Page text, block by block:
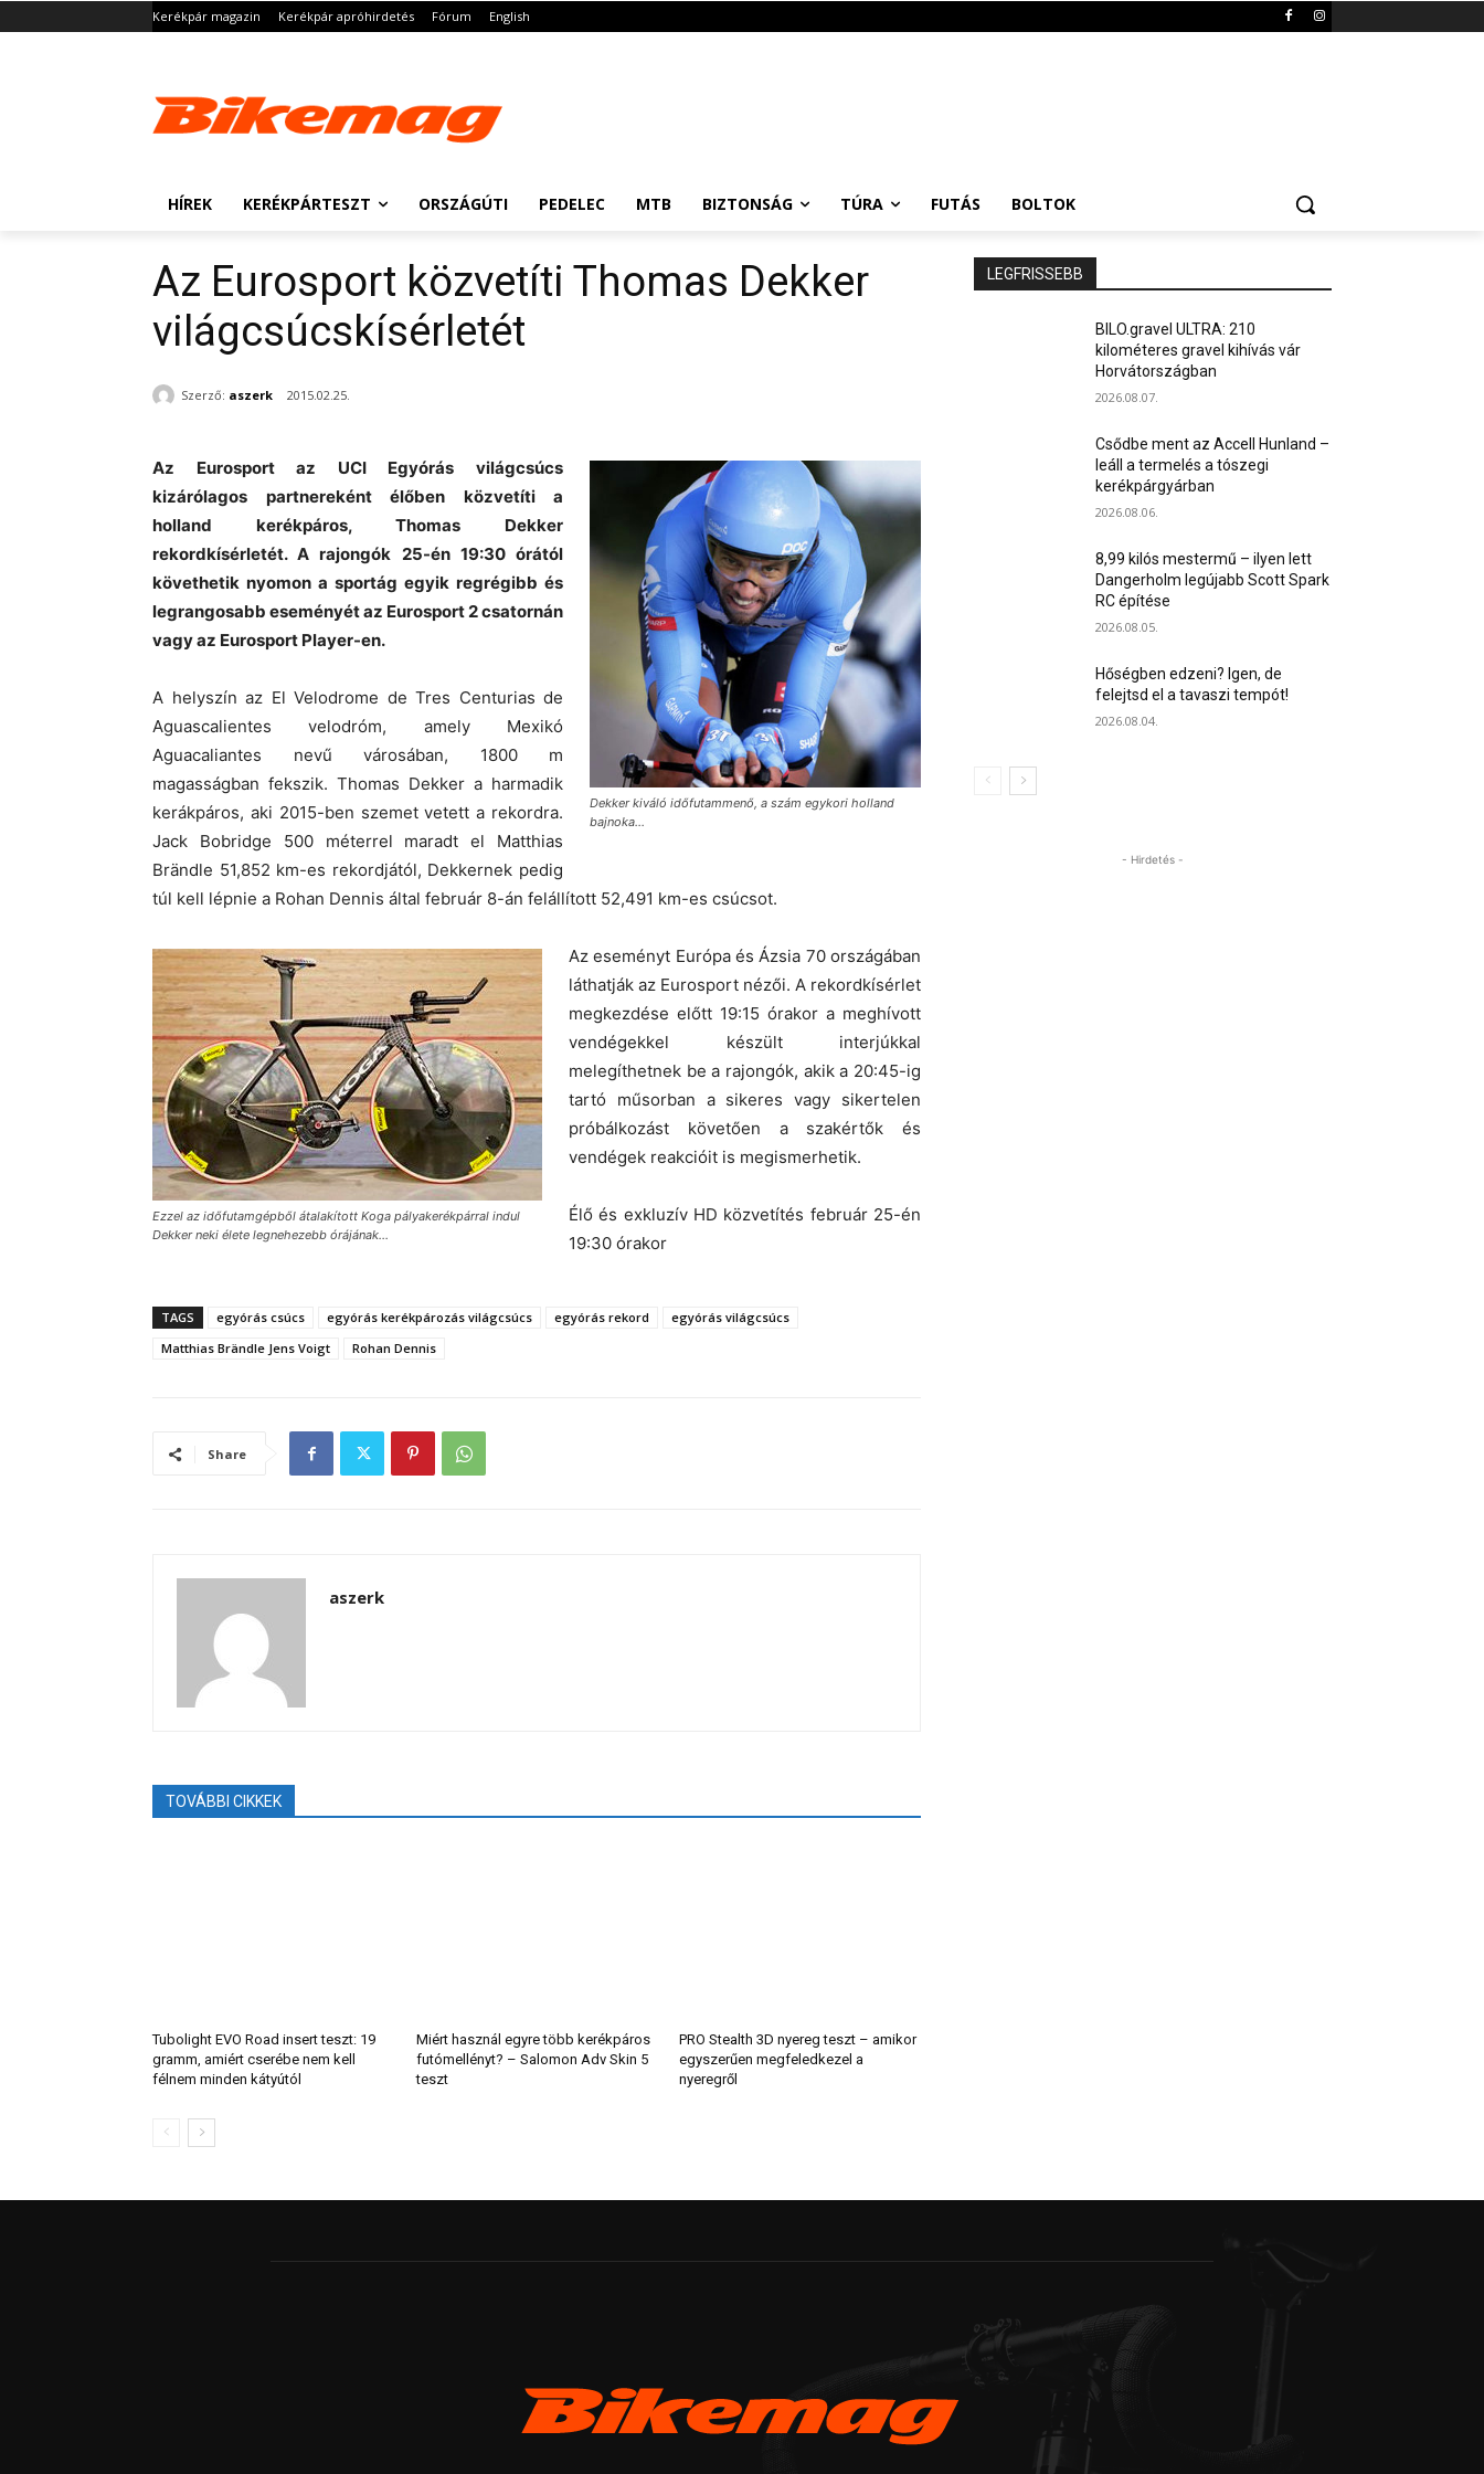
Kerékpár magazin Kerékpár apróhirdetés Fórum English
HÍREK KERÉKPÁRTESZT ORSZÁGÚTI PEDELEC MTB BIZTONSÁG TÚRA FUTÁS BOLTOK
Az Eurosport közvetíti Thomas Dekker
világcsúcskísérletét
Szerző: aszerk 2015.02.25.
Dekker kiváló időfutammenő, a szám egykori holland
bajnoka…
Az Eurosportaz UCI Egyórás világcsúcs
kizárólagos partnereként élőben közvetíti a
holland kerékpáros, Thomas Dekker
rekordkísérletét. A rajongók 25-én19:30 órától
követhetik nyomon a sportág egyik regrégibb és
legrangosabb eseményét az Eurosport 2 csatornán
vagy az Eurosport Player-en.
A helyszín az El Velodrome de Tres Centurias de
Aguascalientes velodróm, amely Mexikó
Aguacaliantes nevű városában, 1800 m
magasságban fekszik. Thomas Dekker a harmadik
kerákpáros, aki 2015-ben szemet vetett a rekordra.
Jack Bobridge 500 méterrel maradt el Matthias
Brändle 51,852 km-es rekordjától, Dekkernek pedig
túl kell lépnie a Rohan Dennis által február 8-án felállított 52,491 km-es csúcsot.
Ezzel az időfutamgépből átalakított Koga pályakerékpárral indul
Dekker neki élete legnehezebb órájának…
Az eseményt Európa és Ázsia 70 országában
láthatják az Eurosport nézői. A rekordkísérlet
megkezdése előtt 19:15 órakor a meghívott
vendégekkel készült interjúkkal
melegíthetnek be a rajongók, akik a 20:45-ig
tartó műsorban a sikeres vagy sikertelen
próbálkozást követően a szakértők és
vendégek reakcióit is megismerhetik.
Élő és exkluzív HD közvetítés február 25-én
19:30 órakor
TAGS egyórás csúcs egyórás kerékpározás világcsúcs egyórás rekord
egyórás világcsúcs
Matthias Brändle Jens Voigt
Rohan Dennis
Share
aszerk
TOVÁBBI CIKKEK
Tubolight EVO Road insert teszt: 19
gramm, amiért cserébe nem kell
félnem minden kátyútól
Miért használ egyre több kerékpáros
futómellényt? – Salomon Adv Skin 5
teszt
PRO Stealth 3D nyereg teszt – amikor
egyszerűen megfeledkezel a
nyeregről
LEGFRISSEBB
BILO.gravel ULTRA: 210
kilométeres gravel kihívás vár
Horvátországban
2026.08.07.
Csődbe ment az Accell Hunland –
leáll a termelés a tószegi
kerékpárgyárban
2026.08.06.
8,99 kilós mestermű – ilyen lett
Dangerholm legújabb Scott Spark
RC építése
2026.08.05.
Hőségben edzeni? Igen, de
felejtsd el a tavaszi tempót!
2026.08.04.
- Hirdetés -